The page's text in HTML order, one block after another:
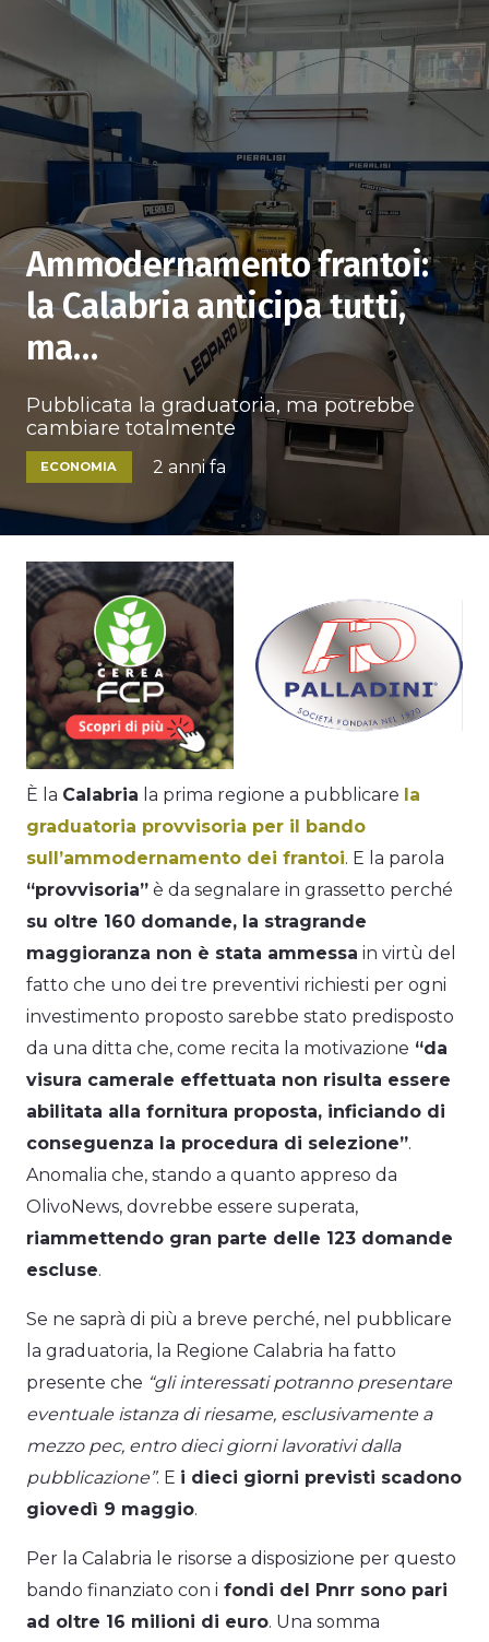
Ammodernamento frantoi:
la Calabria anticipa tutti,
ma…
Pubblicata la graduatoria, ma potrebbe
cambiare totalmente
ECONOMIA 2 anni fa
È la Calabria la prima regione a pubblicare la
graduatoria provvisoria per il bando
sull’ammodernamento dei frantoi. E la parola
“provvisoria” è da segnalare in grassetto perché
su oltre 160 domande, la stragrande
maggioranza non è stata ammessa in virtù del
fatto che uno dei tre preventivi richiesti per ogni
investimento proposto sarebbe stato predisposto
da una ditta che, come recita la motivazione “da
visura camerale effettuata non risulta essere
abilitata alla fornitura proposta, inficiando di
conseguenza la procedura di selezione”.
Anomalia che, stando a quanto appreso da
OlivoNews, dovrebbe essere superata,
riammettendo gran parte delle 123 domande
escluse.
Se ne saprà di più a breve perché, nel pubblicare
la graduatoria, la Regione Calabria ha fatto
presente che “gli interessati potranno presentare
eventuale istanza di riesame, esclusivamente a
mezzo pec, entro dieci giorni lavorativi dalla
pubblicazione”. E i dieci giorni previsti scadono
giovedì 9 maggio.
Per la Calabria le risorse a disposizione per questo
bando finanziato con i fondi del Pnrr sono pari
ad oltre 16 milioni di euro. Una somma